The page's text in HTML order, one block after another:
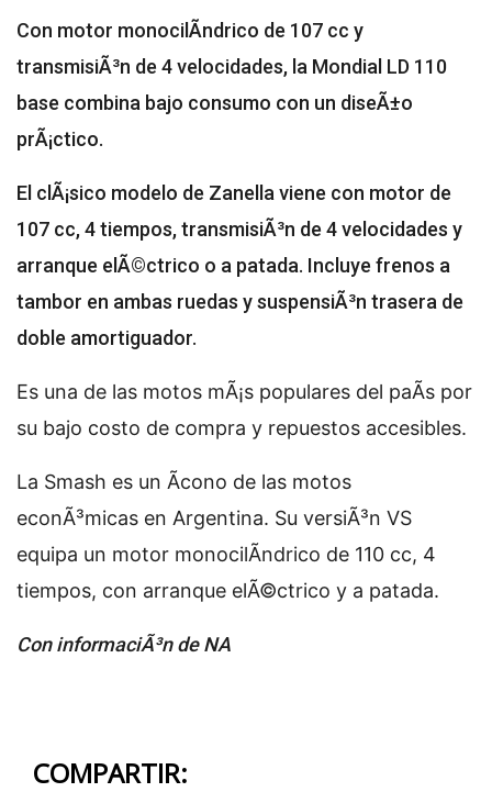
Con motor monocilÃ­ndrico de 107 cc y
transmisiÃ³n de 4 velocidades, la Mondial LD 110
base combina bajo consumo con un diseÃ±o
prÃ¡ctico.
El clÃ¡sico modelo de Zanella viene con motor de
107 cc, 4 tiempos, transmisiÃ³n de 4 velocidades y
arranque elÃ©ctrico o a patada. Incluye frenos a
tambor en ambas ruedas y suspensiÃ³n trasera de
doble amortiguador.
Es una de las motos mÃ¡s populares del paÃ­s por
su bajo costo de compra y repuestos accesibles.
La Smash es un Ã­cono de las motos
econÃ³micas en Argentina. Su versiÃ³n VS
equipa un motor monocilÃ­ndrico de 110 cc, 4
tiempos, con arranque elÃ©ctrico y a patada.
Con informaciÃ³n de NA
COMPARTIR: